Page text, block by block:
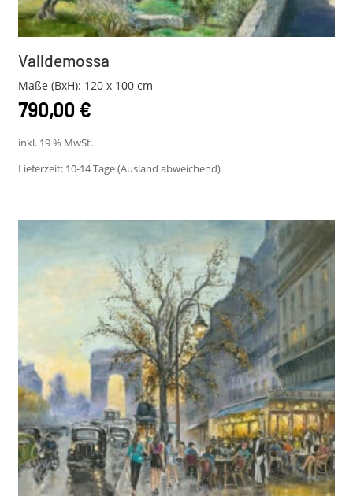
Valldemossa
Maße (BxH): 120 x 100 cm
790,00 €
inkl. 19 % MwSt.
Lieferzeit: 10-14 Tage (Ausland abweichend)